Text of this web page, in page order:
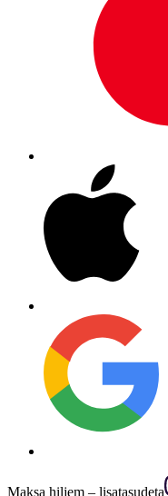
Maksa hiljem – lisatasudeta